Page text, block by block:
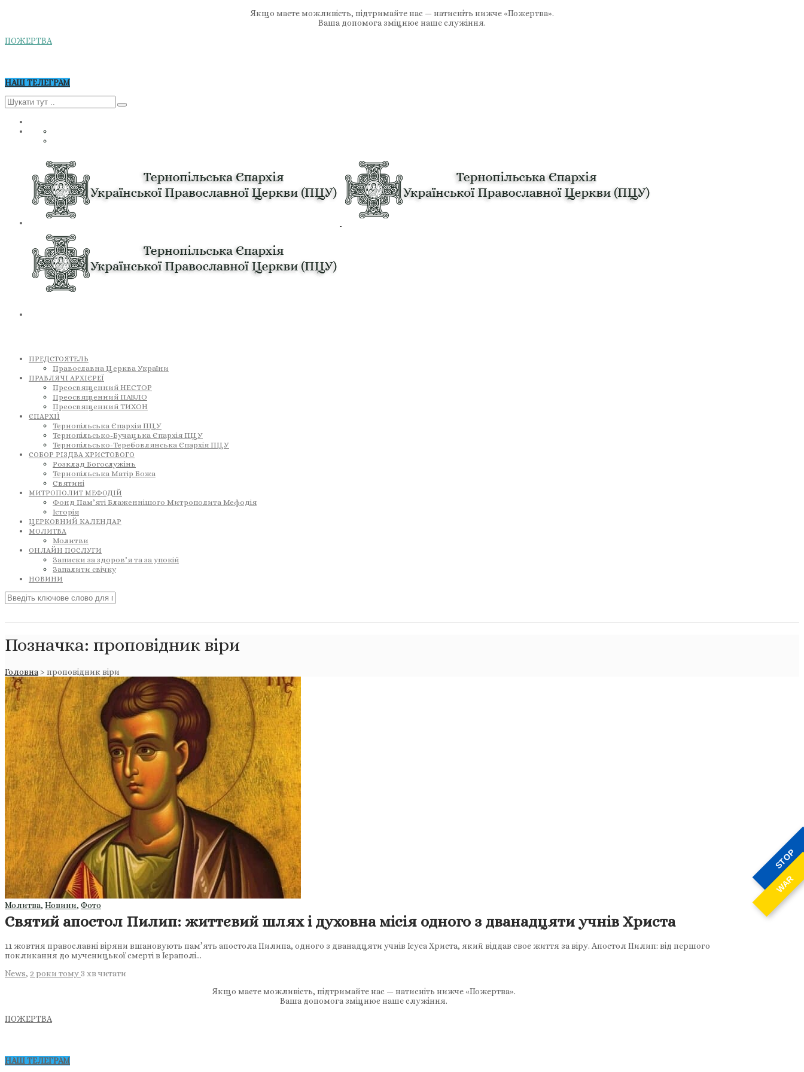
STOP
WAR
Якщо маєте можливість, підтримайте нас — натисніть нижче «Пожертва».
Ваша допомога зміцнює наше служіння.
ПОЖЕРТВА
НАШ ТЕЛЕГРАМ
ПРЕДСТОЯТЕЛЬ
Православна Церква України
ПРАВЛЯЧІ АРХІЄРЕЇ
Преосвященний НЕСТОР
Преосвященний ПАВЛО
Преосвященний ТИХОН
ЄПАРХІЇ
Тернопільська Єпархія ПЦУ
Тернопільсько-Бучацька Єпархія ПЦУ
Тернопільсько-Теребовлянська Єпархія ПЦУ
СОБОР РІЗДВА ХРИСТОВОГО
Розклад Богослужінь
Тернопільська Матір Божа
Святині
МИТРОПОЛИТ МЕФОДІЙ
Фонд Пам’яті Блаженнішого Митрополита Мефодія
Історія
ЦЕРКОВНИЙ КАЛЕНДАР
МОЛИТВА
Молитви
ОНЛАЙН ПОСЛУГИ
Записки за здоров’я та за упокій
Запалити свічку
НОВИНИ
Позначка: проповідник віри
Головна > проповідник віри
Молитва, Новини, Фото
Святий апостол Пилип: життєвий шлях і духовна місія одного з дванадцяти учнів Христа
11 жовтня православні віряни вшановують пам’ять апостола Пилипа, одного з дванадцяти учнів Ісуса Христа, який віддав своє життя за віру. Апостол Пилип: від першого
покликання до мученицької смерті в Ієраполі…
News, 2 роки тому3 хв читати
Якщо маєте можливість, підтримайте нас — натисніть нижче «Пожертва».
Ваша допомога зміцнює наше служіння.
ПОЖЕРТВА
НАШ ТЕЛЕГРАМ